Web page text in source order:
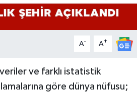
A- A+
veriler ve farklı istatistik
göre dünya nüfusu;